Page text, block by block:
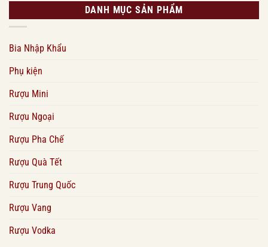
DANH MỤC SẢN PHẨM
Bia Nhập Khẩu
Phụ kiện
Rượu Mini
Rượu Ngoại
Rượu Pha Chế
Rượu Quà Tết
Rượu Trung Quốc
Rượu Vang
Rượu Vodka